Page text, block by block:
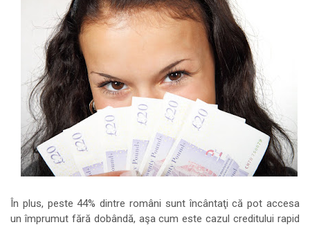
În plus, peste 44% dintre români sunt încântaţi că pot accesa
un împrumut fără dobândă, aşa cum este cazul creditului rapid